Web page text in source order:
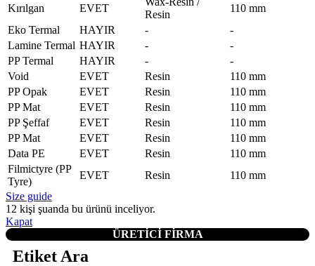
Kırılgan
EVET
Resin
110 mm
Eko Termal
HAYIR -
-
Lamine Termal HAYIR -
-
PP Termal
HAYIR -
-
Void
EVET Resin
110 mm
PP Opak
EVET Resin
110 mm
PP Mat
EVET Resin
110 mm
PP Şeffaf
EVET Resin
110 mm
PP Mat
EVET Resin
110 mm
Data PE
EVET Resin
110 mm
Filmictyre (PP
Tyre)
EVET Resin
110 mm
Size guide
12 kişi şuanda bu ürünü inceliyor.
Kapat
ÜRETİCİ FİRMA
Etiket Ara